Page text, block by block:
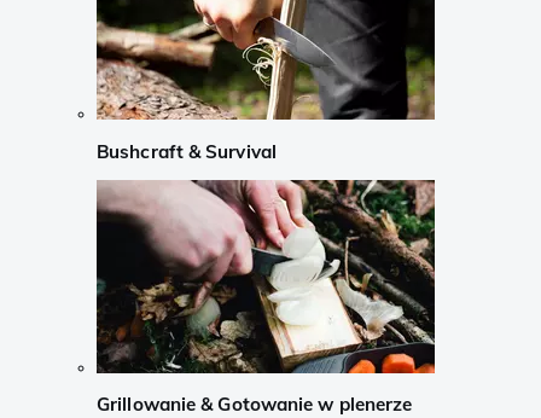
Bushcraft & Survival
Grillowanie & Gotowanie w plenerze